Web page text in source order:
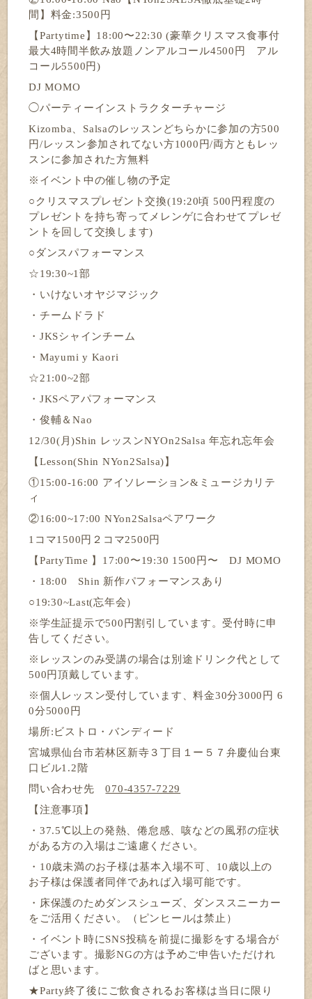
間】料金:3500円
【Partytime】18:00〜22:30 (豪華クリスマス食事付
最大4時間半飲み放題ノンアルコール4500円　アル
コール5500円)
DJ MOMO
◯パーティーインストラクターチャージ
Kizomba、Salsaのレッスンどちらかに参加の方500
円/レッスン参加されてない方1000円/両方ともレッ
スンに参加された方無料
※イベント中の催し物の予定
○クリスマスプレゼント交換(19:20頃 500円程度の
プレゼントを持ち寄ってメレンゲに合わせてプレゼ
ントを回して交換します)
○ダンスパフォーマンス
☆19:30~1部
・いけないオヤジマジック
・チームドラド
・JKSシャインチーム
・Mayumi y Kaori
☆21:00~2部
・JKSペアパフォーマンス
・俊輔＆Nao
12/30(月)Shin レッスンNYOn2Salsa 年忘れ忘年会
【Lesson(Shin NYon2Salsa)】
①15:00-16:00 アイソレーション&ミュージカリテ
ィ
②16:00~17:00 NYon2Salsaペアワーク
1コマ1500円２コマ2500円
【PartyTime 】17:00〜19:30 1500円〜　DJ MOMO
・18:00　Shin 新作パフォーマンスあり
○19:30~Last(忘年会）
※学生証提示で500円割引しています。受付時に申
告してください。
※レッスンのみ受講の場合は別途ドリンク代として
500円頂戴しています。
※個人レッスン受付しています、料金30分3000円 6
0分5000円
場所:ビストロ・バンディード
宮城県仙台市若林区新寺３丁目１ー５７弁慶仙台東
口ビル1.2階
問い合わせ先 070-4357-7229
【注意事項】
・37.5℃以上の発熱、倦怠感、咳などの風邪の症状
がある方の入場はご遠慮ください。
・10歳未満のお子様は基本入場不可、10歳以上の
お子様は保護者同伴であれば入場可能です。
・床保護のためダンスシューズ、ダンススニーカー
をご活用ください。（ピンヒールは禁止）
・イベント時にSNS投稿を前提に撮影をする場合が
ございます。撮影NGの方は予めご申告いただけれ
ばと思います。
★Party終了後にご飲食されるお客様は当日に限り